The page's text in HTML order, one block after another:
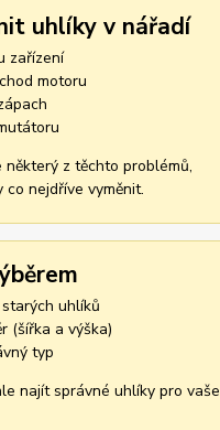
uhlíky v nářadí
zařízení
motoru
některý z těchto problémů,
nejdříve vyměnit.
uhlíků
(šířka a výška)
typ
najít správné uhlíky pro vaše